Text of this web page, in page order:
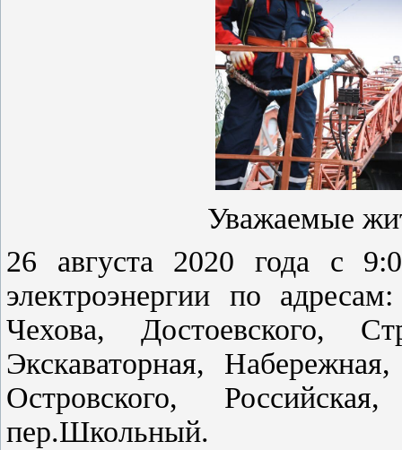
Уважаемые
26 августа 2020 года с
электроэнергии по
Чехова, Достоевского,
Экскаваторная,
Островского,
пер.Школьный.